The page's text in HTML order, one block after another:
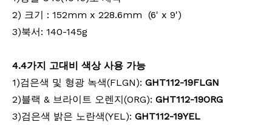
유리섬유 엘리베이터 삼각대(3.6m)
2) 크기 : 152mm x 228.6mm (6' x 9')
3)북서: 140-145g
4.4가지 고대비 색상 사용 가능
1)검은색 및 형광 녹색(FLGN): GHT112-19FLGN
2)블랙 & 브라이트 오렌지(ORG): GHT112-19ORG
3)검은색 밝은 노란색(YEL): GHT112-19YEL